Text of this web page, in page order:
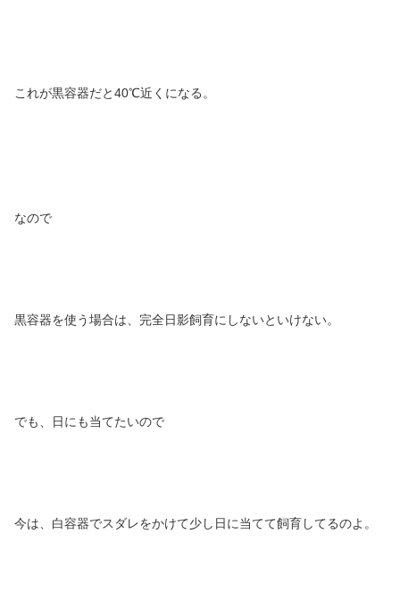
これが黒容器だと40℃近くになる。
なので
黒容器を使う場合は、完全日影飼育にしないといけない。
でも、日にも当てたいので
今は、白容器でスダレをかけて少し日に当てて飼育してるのよ。